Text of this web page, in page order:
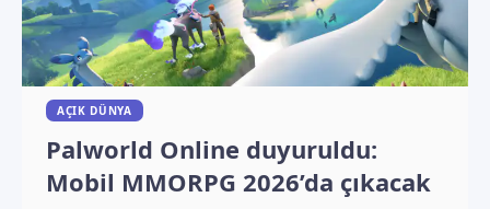
AÇIK DÜNYA
Palworld Online duyuruldu:
Mobil MMORPG 2026’da çıkacak